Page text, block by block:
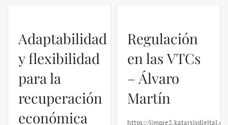
Regulación
en las VTCs
– Álvaro
Martín
https://ijmpre2.katarsisdigital.com/wp-
El caso de
Silicon